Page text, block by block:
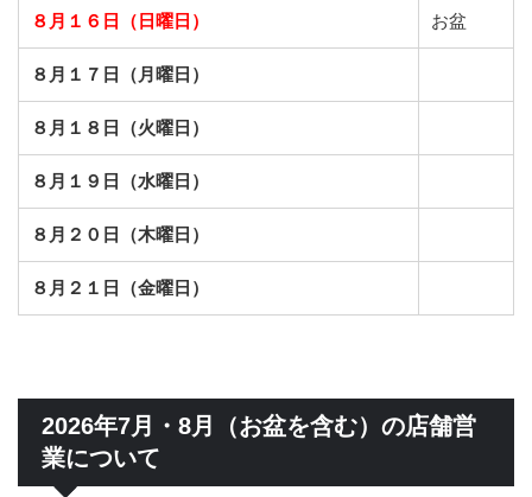
８月１６日（日曜日） お盆
８月１７日（月曜日）
８月１８日（火曜日）
８月１９日（水曜日）
８月２０日（木曜日）
８月２１日（金曜日）
2026年7月・8月（お盆を含む）の店舗営
業について